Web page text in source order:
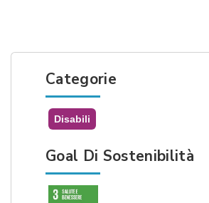
Categorie
Disabili
Goal Di Sostenibilità